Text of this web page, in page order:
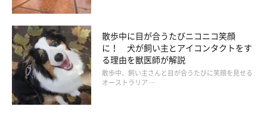
散歩中に目が合うたびニコニコ笑顔
に！ 犬が飼い主とアイコンタクトをす
る理由を獣医師が解説
散歩中、飼い主さんと目が合うたびに笑顔を見せる
オーストラリア …